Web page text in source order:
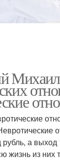
рубль, а
жизнь из них